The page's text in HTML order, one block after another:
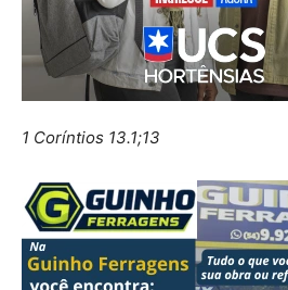
1 Coríntios 13.1;13